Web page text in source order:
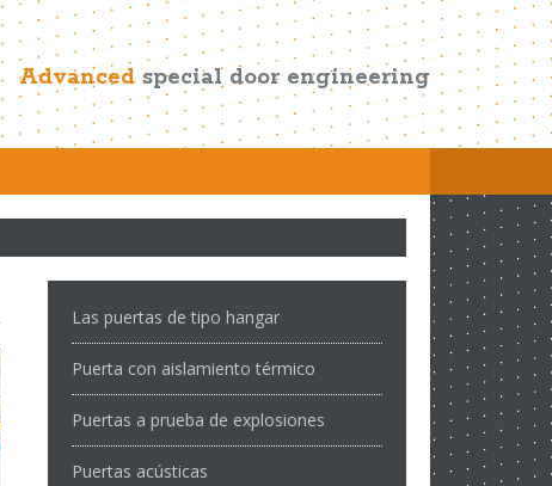
Advanced special door engineering
Las puertas de tipo hangar
Puerta con aislamiento térmico
Puertas a prueba de explosiones
Puertas acústicas